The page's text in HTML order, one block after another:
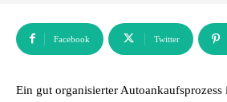
Facebook Twitter
Ein gut organisierter Autoankaufsprozess